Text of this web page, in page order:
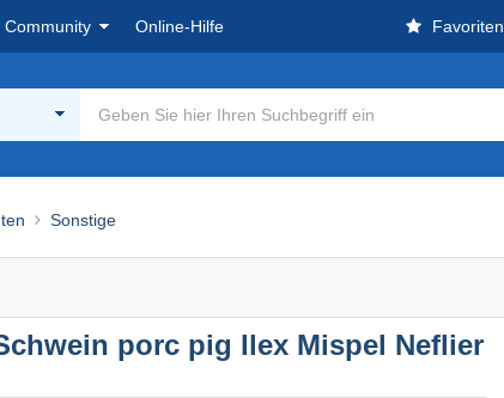
Community Online-Hilfe Favoriten
Sonstige
porc pig Ilex Mispel Neflier